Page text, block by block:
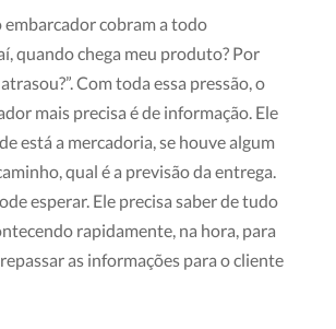
embarcador cobram a todo
quando chega meu produto? Por
Com toda essa pressão, o
mais precisa é de informação. Ele
está a mercadoria, se houve algum
qual é a previsão da entrega.
esperar. Ele precisa saber de tudo
rapidamente, na hora, para
as informações para o cliente